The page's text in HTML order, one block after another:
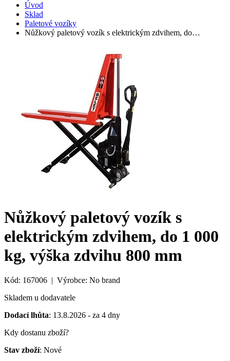
Úvod
Sklad
Paletové vozíky
Nůžkový paletový vozík s elektrickým zdvihem, do…
Nůžkový paletový vozík s
elektrickým zdvihem, do 1 000
kg, výška zdvihu 800 mm
Kód: 167006 | Výrobce: No brand
Skladem u dodavatele
Dodací lhůta: 13.8.2026 - za 4 dny
Kdy dostanu zboží?
Stav zboží: Nové